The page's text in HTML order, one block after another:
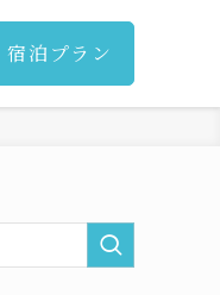
宿泊 プラン